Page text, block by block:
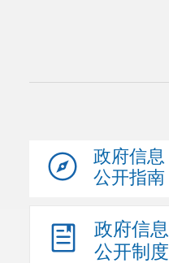
政府信息
公开指南
政府信息
公开制度